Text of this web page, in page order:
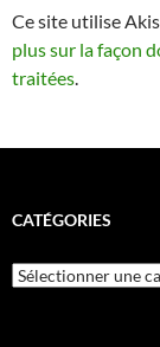
Ce site utilise
plus sur la façon
traitées.
CATÉGORIES
Catégories